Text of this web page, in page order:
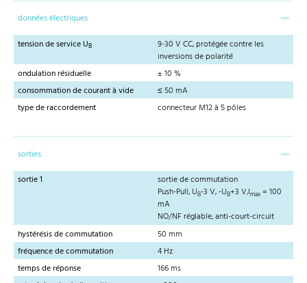
données électriques
tension de service UB
9-30 V CC, protégée contre les
inversions de polarité
ondulation résiduelle
± 10 %
consommation de courant à vide
≤ 50 mA
type de raccordement
connecteur M12 à 5 pôles
sorties
sortie 1
sortie de commutation
Push-Pull, UB-3 V, -UB+3 V,Imax = 100
mA
NO/NF réglable, anti-court-circuit
hystérésis de commutation
50 mm
fréquence de commutation
4 Hz
temps de réponse
166 ms